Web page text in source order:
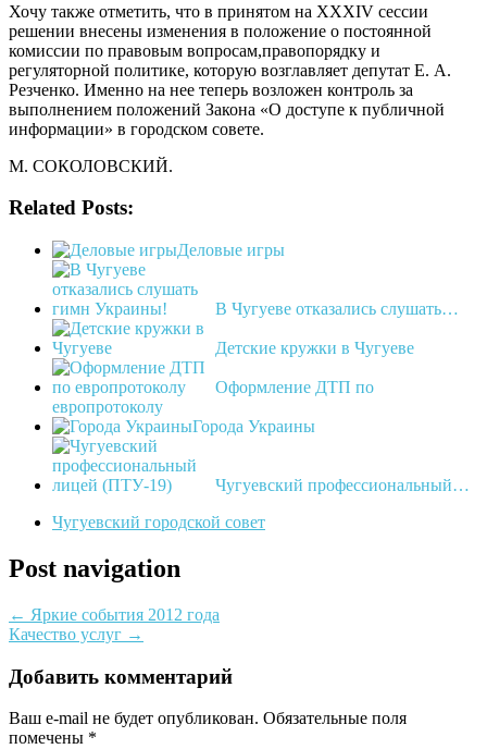
Хочу также отметить, что в принятом на XXXIV сессии
решении внесены изменения в положение о постоянной
комиссии по правовым вопросам,правопорядку и
регуляторной политике, которую возглавляет депутат Е. А.
Резченко. Именно на нее теперь возложен контроль за
выполнением положений Закона «О доступе к публичной
информации» в городском совете.
М. СОКОЛОВСКИЙ.
Related Posts:
Деловые игры
В Чугуеве отказались слушать…
Детские кружки в Чугуеве
Оформление ДТП по
европротоколу
Города Украины
Чугуевский профессиональный…
Чугуевский городской совет
Post navigation
← Яркие события 2012 года
Качество услуг →
Добавить комментарий
Ваш e-mail не будет опубликован. Обязательные поля
помечены *